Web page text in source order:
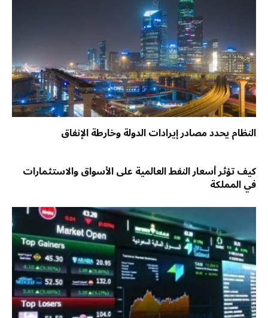
النظام يحدد مصادر إيرادات الدولة وخارطة الإنفاق
كيف تؤثر أسعار النفط العالمية على الأسواق والاستثمارات
في المملكة